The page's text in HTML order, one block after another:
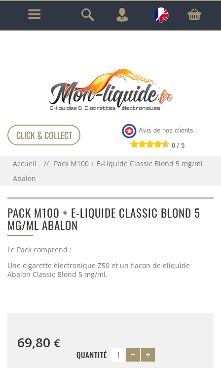
GARANTIE À VIE SUR TOUT LE MATÉRIEL
CLICK & COLLECT Avis de nos clients :
0 / 5
Accueil
Pack M100 + E-Liquide Classic Blond 5 mg/ml
Abalon
PACK M100 + E-LIQUIDE CLASSIC BLOND 5
MG/ML ABALON
Le Pack comprend :
Une cigarette électronique Z50 et un flacon de eliquide
Abalon Classic Blond 5 mg/ml.
69,80 €
QUANTITÉ